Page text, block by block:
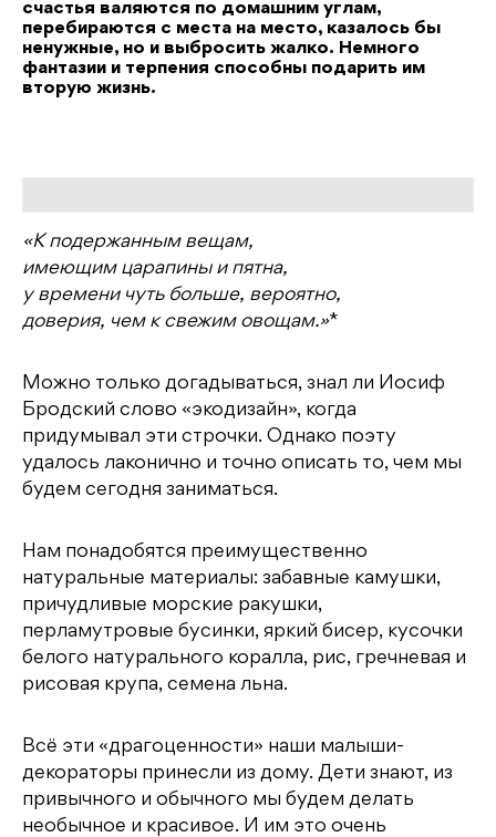
счастья валяются по домашним углам,
перебираются с места на место, казалось бы
ненужные, но и выбросить жалко. Немного
фантазии и терпения способны подарить им
вторую жизнь.
«К подержанным вещам,
имеющим царапины и пятна,
у времени чуть больше, вероятно,
доверия, чем к свежим овощам.»*
Можно только догадываться, знал ли Иосиф
Бродский слово «экодизайн», когда
придумывал эти строчки. Однако поэту
удалось лаконично и точно описать то, чем мы
будем сегодня заниматься.
Нам понадобятся преимущественно
натуральные материалы: забавные камушки,
причудливые морские ракушки,
перламутровые бусинки, яркий бисер, кусочки
белого натурального коралла, рис, гречневая и
рисовая крупа, семена льна.
Всё эти «драгоценности» наши малыши-
декораторы принесли из дому. Дети знают, из
привычного и обычного мы будем делать
необычное и красивое. И им это очень